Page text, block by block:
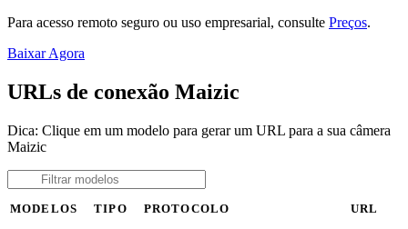
Para acesso remoto seguro ou uso empresarial, consulte Preços.
Baixar Agora
URLs de conexão Maizic
Dica: Clique em um modelo para gerar um URL para a sua câmera
Maizic
MODELOS TIPO PROTOCOLO URL